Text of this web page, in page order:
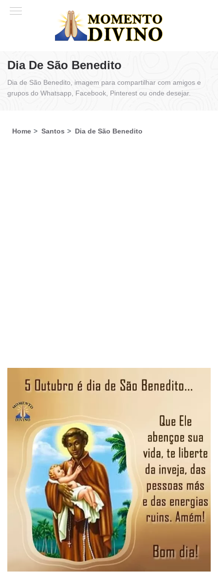
Dia De São Benedito
Dia de São Benedito, imagem para compartilhar com amigos e
grupos do Whatsapp, Facebook, Pinterest ou onde desejar.
Home Santos Dia de São Benedito